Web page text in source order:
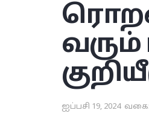
ஐப்பசி 19, 2024 வகை: